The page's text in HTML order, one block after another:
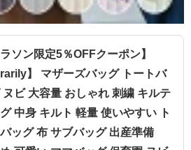
ラソン限定5％OFFクーポン】
】 マザーズバッグ トートバ
ヌビ 大容量 おしゃれ 刺繍 キルテ
中身 キルト 軽量 使いやすい ト
ッグ 布 サブバッグ 出産準備